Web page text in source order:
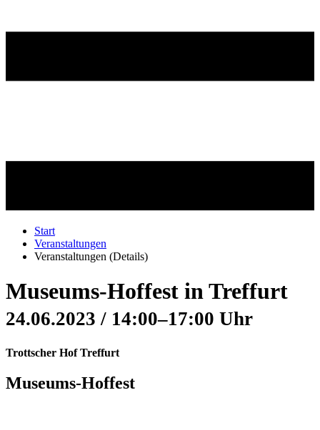
Start
Veranstaltungen
Veranstaltungen (Details)
Museums-Hoffest in Treffurt
24.06.2023 / 14:00–17:00 Uhr
Trottscher Hof Treffurt
Museums-Hoffest